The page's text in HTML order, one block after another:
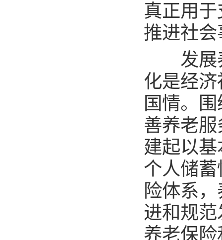
真正用
推进社
发展养
化是经
国情。
善养老
建起以
个人储
险体系
进和规
养老保